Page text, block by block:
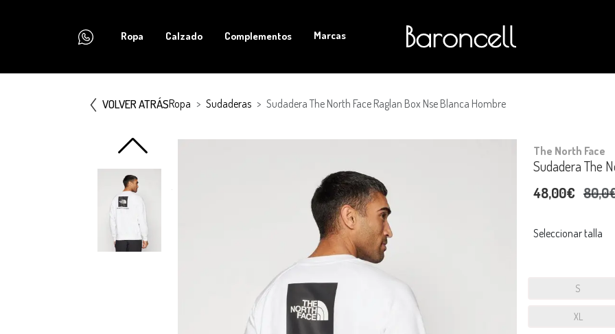
Ropa Calzado Complementos Marcas
VOLVER ATRÁSRopa Sudaderas Sudadera The North Face Raglan Box Nse Blanca Hombre
The North Face
Sudadera The
48,00€
Seleccionar talla
S
XL